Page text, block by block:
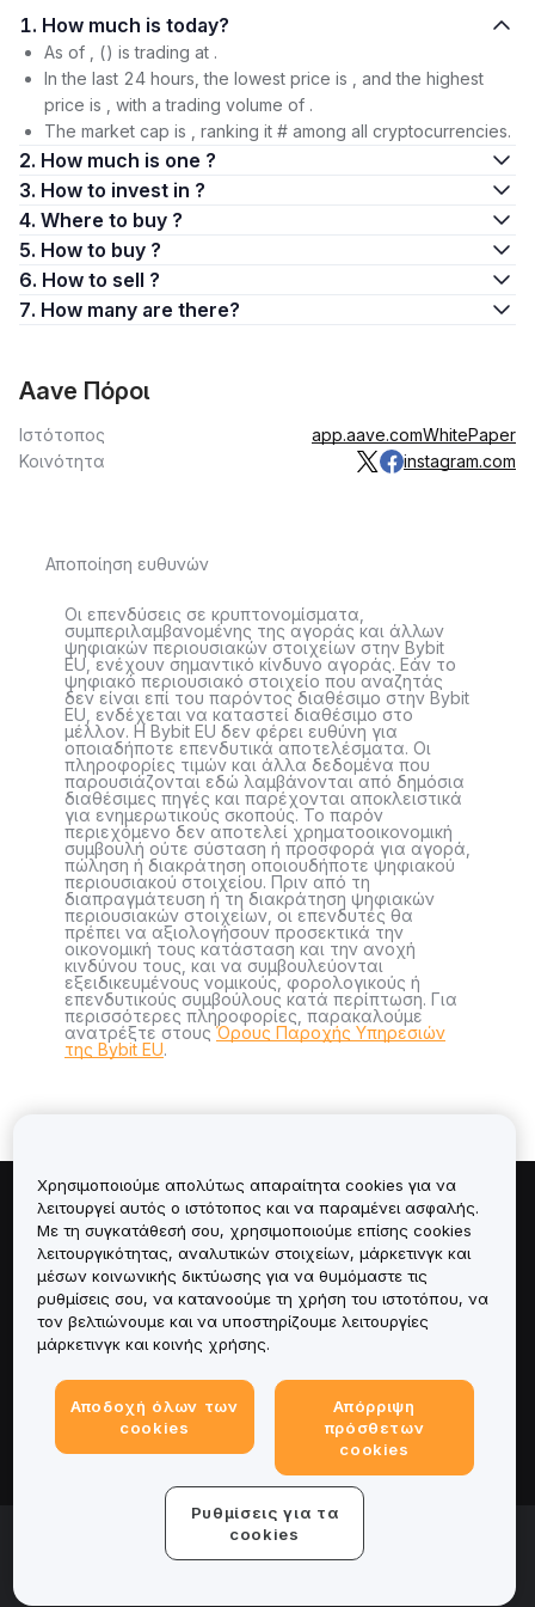
1. How much is today?
As of , () is trading at .
In the last 24 hours, the lowest price is , and the highest
price is , with a trading volume of .
The market cap is , ranking it # among all cryptocurrencies.
2. How much is one ?
3. How to invest in ?
4. Where to buy ?
5. How to buy ?
6. How to sell ?
7. How many are there?
Aave Πόροι
Ιστότοπος app.aave.comWhitePaper
Κοινότητα
instagram.com
Αποποίηση ευθυνών
Οι επενδύσεις σε κρυπτονομίσματα,
συμπεριλαμβανομένης της αγοράς και άλλων
ψηφιακών περιουσιακών στοιχείων στην Bybit
EU, ενέχουν σημαντικό κίνδυνο αγοράς. Εάν το
ψηφιακό περιουσιακό στοιχείο που αναζητάς
δεν είναι επί του παρόντος διαθέσιμο στην Bybit
EU, ενδέχεται να καταστεί διαθέσιμο στο
μέλλον. Η Bybit EU δεν φέρει ευθύνη για
οποιαδήποτε επενδυτικά αποτελέσματα. Οι
πληροφορίες τιμών και άλλα δεδομένα που
παρουσιάζονται εδώ λαμβάνονται από δημόσια
διαθέσιμες πηγές και παρέχονται αποκλειστικά
για ενημερωτικούς σκοπούς. Το παρόν
περιεχόμενο δεν αποτελεί χρηματοοικονομική
συμβουλή ούτε σύσταση ή προσφορά για αγορά,
πώληση ή διακράτηση οποιουδήποτε ψηφιακού
περιουσιακού στοιχείου. Πριν από τη
διαπραγμάτευση ή τη διακράτηση ψηφιακών
περιουσιακών στοιχείων, οι επενδυτές θα
πρέπει να αξιολογήσουν προσεκτικά την
οικονομική τους κατάσταση και την ανοχή
κινδύνου τους, και να συμβουλεύονται
εξειδικευμένους νομικούς, φορολογικούς ή
επενδυτικούς συμβούλους κατά περίπτωση. Για
περισσότερες πληροφορίες, παρακαλούμε
ανατρέξτε στουςΌρους Παροχής Υπηρεσιών
της Bybit EU.
Πληροφορίες για
Υπηρεσίες
Υποστήριξη
Προϊόντα
Νομικά
© 2025-2026 Bybit.eu. All rights reserved.
Χρησιμοποιούμε απολύτως απαραίτητα cookies για να
λειτουργεί αυτός ο ιστότοπος και να παραμένει ασφαλής.
Με τη συγκατάθεσή σου, χρησιμοποιούμε επίσης cookies
λειτουργικότητας, αναλυτικών στοιχείων, μάρκετινγκ και
μέσων κοινωνικής δικτύωσης για να θυμόμαστε τις
ρυθμίσεις σου, να κατανοούμε τη χρήση του ιστοτόπου, να
τον βελτιώνουμε και να υποστηρίζουμε λειτουργίες
μάρκετινγκ και κοινής χρήσης.
Αποδοχή όλων των
cookies
Απόρριψη
πρόσθετων
cookies
Ρυθμίσεις για τα
cookies